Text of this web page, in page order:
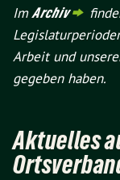
ImArchiv
Arbeit und
gegeben haben.
Aktuelles